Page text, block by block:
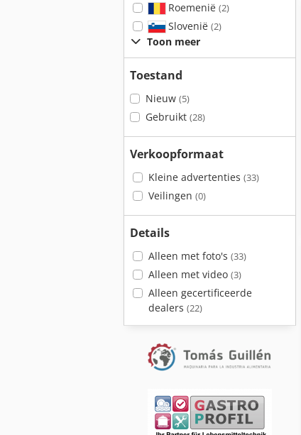
Roemenië (2)
Slovenië (2)
Toon meer
Toestand
Nieuw (5)
Gebruikt (28)
Verkoopformaat
Kleine advertenties (33)
Veilingen (0)
Details
Alleen met foto's (33)
Alleen met video (3)
Alleen gecertificeerde
dealers (22)